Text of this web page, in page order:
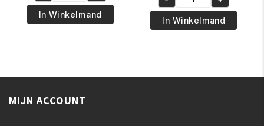
€5.50.€4.75.
Pride
Olive
Treatment
170
In Winkelmand
was:
€6.95.
is:
€5.95.
African
Pride
Olive
Breakage
Spray
In Winkelmand
MIJN ACCOUNT